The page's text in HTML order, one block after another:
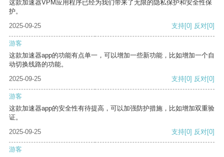
这款加速器VPM应用程序已经为我们带来了无限的隐私保护和安全性保
护。
2025-09-25
支持[0] 反对[0]
游客
这款加速器app的功能有点单一，可以增加一些新功能，比如增加一个自
动切换线路的功能。
2025-09-25
支持[0] 反对[0]
游客
这款加速器app的安全性有待提高，可以加强防护措施，比如增加双重验
证。
2025-09-25
支持[0] 反对[0]
游客